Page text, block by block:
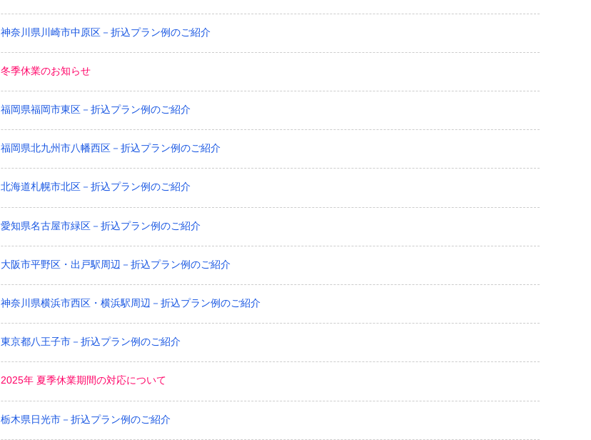
神奈川県川崎市中原区－折込プラン例のご紹介
冬季休業のお知らせ
福岡県福岡市東区－折込プラン例のご紹介
福岡県北九州市八幡西区－折込プラン例のご紹介
北海道札幌市北区－折込プラン例のご紹介
愛知県名古屋市緑区－折込プラン例のご紹介
大阪市平野区・出戸駅周辺－折込プラン例のご紹介
神奈川県横浜市西区・横浜駅周辺－折込プラン例のご紹介
東京都八王子市－折込プラン例のご紹介
2025年 夏季休業期間の対応について
栃木県日光市－折込プラン例のご紹介